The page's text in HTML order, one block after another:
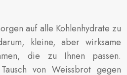
auf alle Kohlenhydrate zu
kleine, aber wirksame
die zu Ihnen passen.
von Weissbrot gegen